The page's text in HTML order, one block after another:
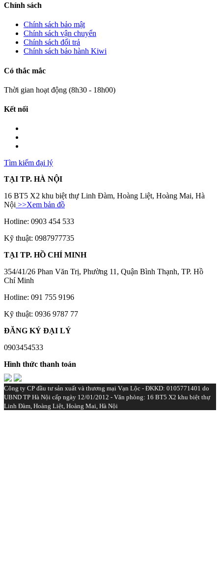
Chính sách
Chính sách bảo mật
Chính sách vận chuyển
Chính sách đổi trả
Chính sách bảo hành Kiwi
Có thắc mắc
Thời gian hoạt động (8h30 - 18h00)
Kết nối
Tìm kiếm đại lý
TẠI TP. HÀ NỘI
16 BT5 X2 khu biệt thự Linh Đàm, Hoàng Liệt, Hoàng Mai, Hà
Nội >>Xem bản đồ
Hotline: 0903 454 533
Kỹ thuật: 0987977735
TẠI TP. HỒ CHÍ MINH
354/41/26 Phan Văn Trị, Phường 11, Quận Bình Thạnh, TP. Hồ
Chí Minh
Hotline: 091 755 9196
Kỹ thuật: 0936 9787 77
ĐĂNG KÝ ĐẠI LÝ
0903454533‬
Hình thức thanh toán
Công ty CP đầu tư sản xuất và thương mại Vạn Lộc - ĐKKD: 0105771401 do
UBND TP Hà Nội cấp ngày 12/01/2012 - Văn phòng: 16 BT5 X2 khu biệt thự
Linh Đàm, Hoàng Liệt, Hoàng Mai, Hà Nội